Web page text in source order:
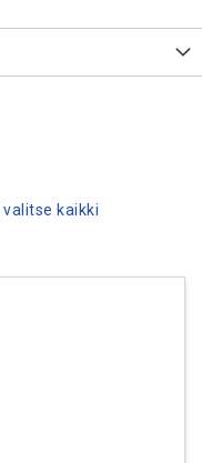
valitse kaikki